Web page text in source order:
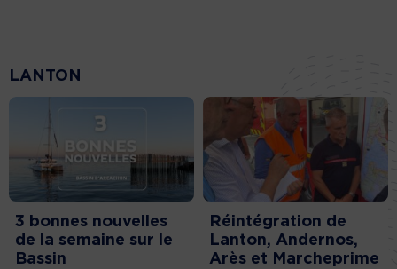
LANTON
3 bonnes nouvelles
de la semaine sur le
Bassin
Réintégration de
Lanton, Andernos,
Arès et Marcheprime